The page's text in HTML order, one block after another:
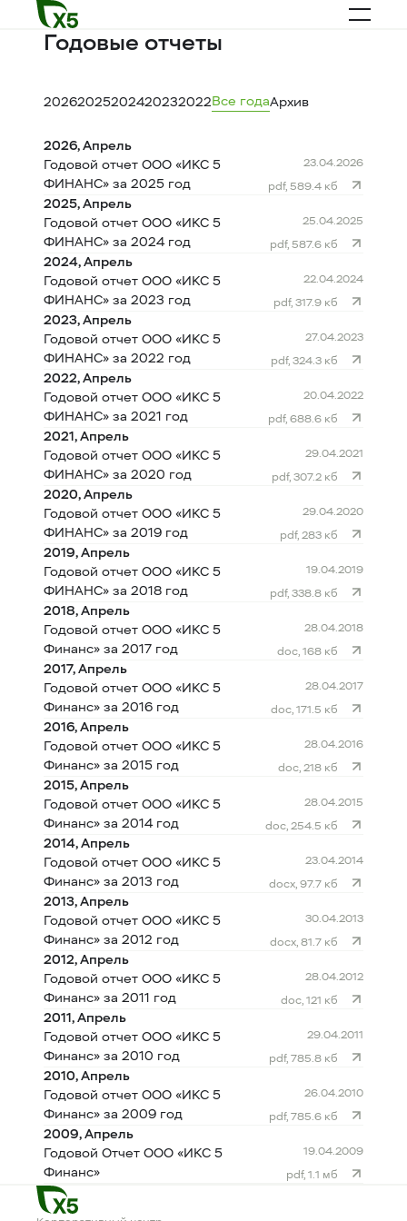
Годовые отчеты
20262025202420232022Все годаАрхив
2026, Апрель
Годовой отчет ООО «ИКС 5
ФИНАНС» за 2025 год
23.04.2026
pdf, 589.4 кб
2025, Апрель
Годовой отчет ООО «ИКС 5
ФИНАНС» за 2024 год
25.04.2025
pdf, 587.6 кб
2024, Апрель
Годовой отчет ООО «ИКС 5
ФИНАНС» за 2023 год
22.04.2024
pdf, 317.9 кб
2023, Апрель
Годовой отчет ООО «ИКС 5
ФИНАНС» за 2022 год
27.04.2023
pdf, 324.3 кб
2022, Апрель
Годовой отчет ООО «ИКС 5
ФИНАНС» за 2021 год
20.04.2022
pdf, 688.6 кб
2021, Апрель
Годовой отчет ООО «ИКС 5
ФИНАНС» за 2020 год
29.04.2021
pdf, 307.2 кб
2020, Апрель
Годовой отчет ООО «ИКС 5
ФИНАНС» за 2019 год
29.04.2020
pdf, 283 кб
2019, Апрель
Годовой отчет ООО «ИКС 5
ФИНАНС» за 2018 год
19.04.2019
pdf, 338.8 кб
2018, Апрель
Годовой отчет ООО «ИКС 5
Финанс» за 2017 год
28.04.2018
doc, 168 кб
2017, Апрель
Годовой отчет ООО «ИКС 5
Финанс» за 2016 год
28.04.2017
doc, 171.5 кб
2016, Апрель
Годовой отчет ООО «ИКС 5
Финанс» за 2015 год
28.04.2016
doc, 218 кб
2015, Апрель
Годовой отчет ООО «ИКС 5
Финанс» за 2014 год
28.04.2015
doc, 254.5 кб
2014, Апрель
Годовой отчет ООО «ИКС 5
Финанс» за 2013 год
23.04.2014
docx, 97.7 кб
2013, Апрель
Годовой отчет ООО «ИКС 5
Финанс» за 2012 год
30.04.2013
docx, 81.7 кб
2012, Апрель
Годовой отчет ООО «ИКС 5
Финанс» за 2011 год
28.04.2012
doc, 121 кб
2011, Апрель
Годовой отчет ООО «ИКС 5
Финанс» за 2010 год
29.04.2011
pdf, 785.8 кб
2010, Апрель
Годовой отчет ООО «ИКС 5
Финанс» за 2009 год
26.04.2010
pdf, 785.6 кб
2009, Апрель
Годовой Отчет ООО «ИКС 5
Финанс»
19.04.2009
pdf, 1.1 мб